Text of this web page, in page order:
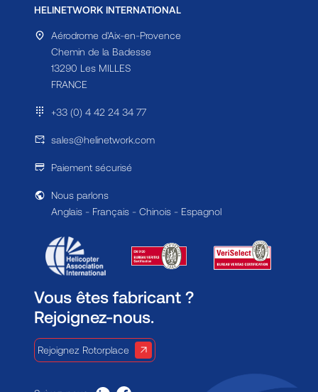
HELINETWORK INTERNATIONAL
Aérodrome d'Aix-en-Provence
Chemin de la Badesse
13290 Les MILLES
FRANCE
+33 (0) 4 42 24 34 77
sales@helinetwork.com
Paiement sécurisé
Nous parlons
Anglais - Français - Chinois - Espagnol
Vous êtes fabricant ?
Rejoignez-nous.
Rejoignez Rotorplace